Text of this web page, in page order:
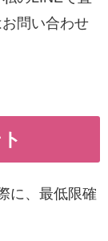
問い合わせ
に、最低限確